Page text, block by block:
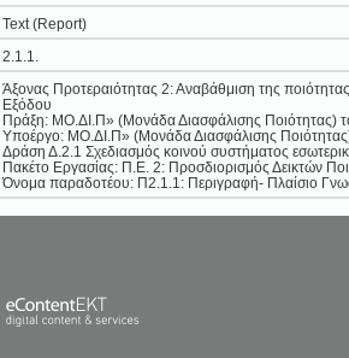
Text (Report)
2.1.1.
Άξονας Προτεραιότητας 2: Αναβάθμιση της
Εξόδου
Πράξη: ΜΟ.ΔΙ.Π» (Μονάδα Διασφάλισης Ποιότητας)
Υποέργο: ΜΟ.ΔΙ.Π» (Μονάδα Διασφάλισης
Δράση Δ.2.1 Σχεδιασμός κοινού συστήματος
Πακέτο Εργασίας: Π.Ε. 2: Προσδιορισμός Δεικτών
Όνομα παραδοτέου: Π2.1.1: Περιγραφή- Πλαίσιο